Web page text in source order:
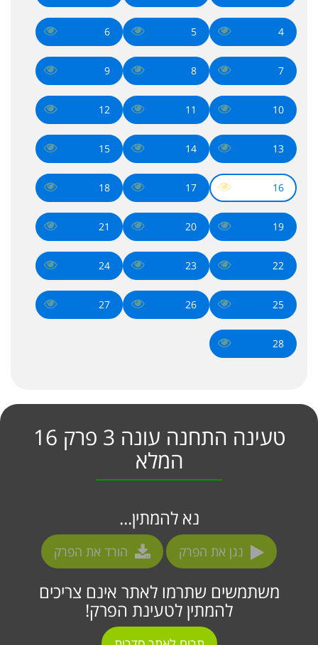
4
5
6
7
8
9
10
11
12
13
14
15
16
17
18
19
20
21
22
23
24
25
26
27
28
טעינה התחנה עונה 3 פרק 16
המלא
נא להמתין...
נגן את הפרק הורד את הפרק
משתמשים שתרמו לאתר אינם צריכים
להמתין לטעינת הפרק!